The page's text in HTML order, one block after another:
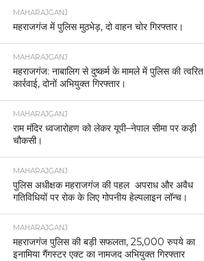
MAHARAJGANJ
महराजगंज में पुलिस मुठभेड़, दो वाहन चोर गिरफ्तार।
MAHARAJGANJ
महराजगंज: नाबालिग से दुष्कर्म के मामले में पुलिस की त्वरित
कार्रवाई, दोनों अभियुक्त गिरफ्तार।
MAHARAJGANJ
राम मंदिर ध्वजारोहण को लेकर यूपी–नेपाल सीमा पर कड़ी
चौकसी।
MAHARAJGANJ
पुलिस अधीक्षक महराजगंज की पहल अपराध और अवैध
गतिविधियों पर रोक के लिए गोपनीय हेल्पलाइन लॉन्च।
MAHARAJGANJ
महराजगंज पुलिस की बड़ी सफलता, 25,000 रुपये का
इनामिया गैंगस्टर एक्ट का नामजद अभियुक्त गिरफ्तार